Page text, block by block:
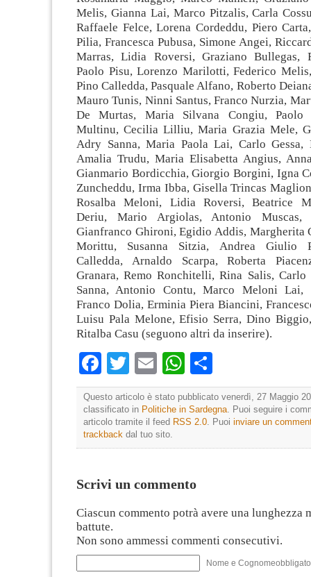
Melis, Gianna Lai, Marco Pitzalis, Carla
Raffaele Felce, Lorena Cordeddu, Piero
Pilia, Francesca Pubusa, Simone Angei,
Marras, Lidia Roversi, Graziano Bullegas,
Paolo Pisu, Lorenzo Marilotti, Federico
Pino Calledda, Pasquale Alfano, Roberto
Mauro Tunis, Ninni Santus, Franco Nurzia,
De Murtas, Maria Silvana Congiu, Paolo
Multinu, Cecilia Lilliu, Maria Grazia Mele,
Adry Sanna, Maria Paola Lai, Carlo Gessa,
Amalia Trudu, Maria Elisabetta Angius,
Gianmario Bordicchia, Giorgio Borgini, Igna
Zuncheddu, Irma Ibba, Gisella Trincas
Rosalba Meloni, Lidia Roversi, Beatrice
Deriu, Mario Argiolas, Antonio Muscas,
Gianfranco Ghironi, Egidio Addis, Margherita
Morittu, Susanna Sitzia, Andrea Giulio
Calledda, Arnaldo Scarpa, Roberta
Granara, Remo Ronchitelli, Rina Salis,
Sanna, Antonio Contu, Marco Meloni Lai,
Franco Dolia, Erminia Piera Biancini,
Luisu Pala Melone, Efisio Serra, Dino
Ritalba Casu (seguono altri da inserire).
Facebook
Twitter
EmailWhatsApp
Questo articolo è stato pubblicato venerdì, 27 Maggio
classificato in Politiche in Sardegna . Puoi seguire i
articolo tramite il feed RSS 2.0 . Puoi inviare un
trackback dal tuo sito.
Scrivi un commento
Ciascun commento potrà avere una lunghezza
battute.
Non sono ammessi commenti consecutivi.
Nome e